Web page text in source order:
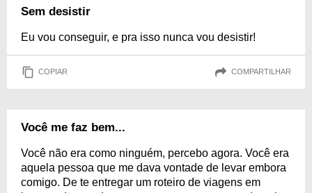
Sem desistir
Eu vou conseguir, e pra isso nunca vou desistir!
COPIAR COMPARTILHAR
Você me faz bem...
Você não era como ninguém, percebo agora. Você era
aquela pessoa que me dava vontade de levar embora
comigo. De te entregar um roteiro de viagens em